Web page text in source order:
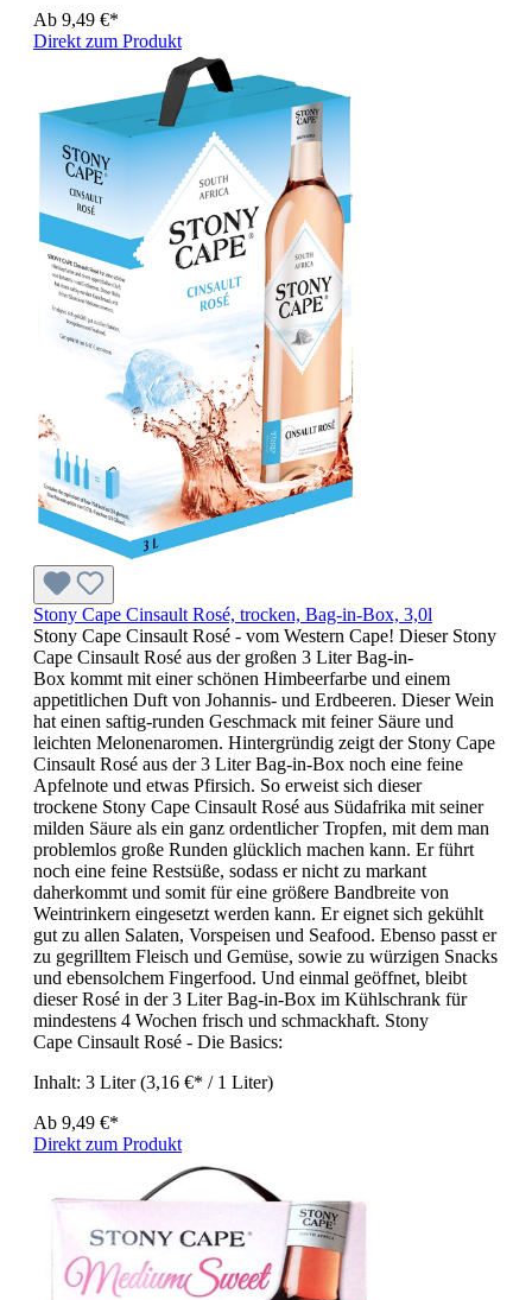
Ab 9,49 €*
Direkt zum Produkt
Stony Cape Cinsault Rosé, trocken, Bag-in-Box, 3,0l
Stony Cape Cinsault Rosé - vom Western Cape! Dieser Stony
Cape Cinsault Rosé aus der großen 3 Liter Bag-in-
Box kommt mit einer schönen Himbeerfarbe und einem
appetitlichen Duft von Johannis- und Erdbeeren. Dieser Wein
hat einen saftig-runden Geschmack mit feiner Säure und
leichten Melonenaromen. Hintergründig zeigt der Stony Cape
Cinsault Rosé aus der 3 Liter Bag-in-Box noch eine feine
Apfelnote und etwas Pfirsich. So erweist sich dieser
trockene Stony Cape Cinsault Rosé aus Südafrika mit seiner
milden Säure als ein ganz ordentlicher Tropfen, mit dem man
problemlos große Runden glücklich machen kann. Er führt
noch eine feine Restsüße, sodass er nicht zu markant
daherkommt und somit für eine größere Bandbreite von
Weintrinkern eingesetzt werden kann. Er eignet sich gekühlt
gut zu allen Salaten, Vorspeisen und Seafood. Ebenso passt er
zu gegrilltem Fleisch und Gemüse, sowie zu würzigen Snacks
und ebensolchem Fingerfood. Und einmal geöffnet, bleibt
dieser Rosé in der 3 Liter Bag-in-Box im Kühlschrank für
mindestens 4 Wochen frisch und schmackhaft. Stony
Cape Cinsault Rosé - Die Basics:
Inhalt: 3 Liter(3,16 €* / 1 Liter)
Ab 9,49 €*
Direkt zum Produkt